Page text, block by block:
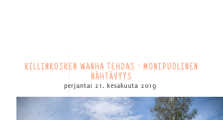
KILLINKOSKEN WANHA TEHDAS - MONIPUOLINEN
NÄHTÄVYYS
perjantai 21. kesäkuuta 2019